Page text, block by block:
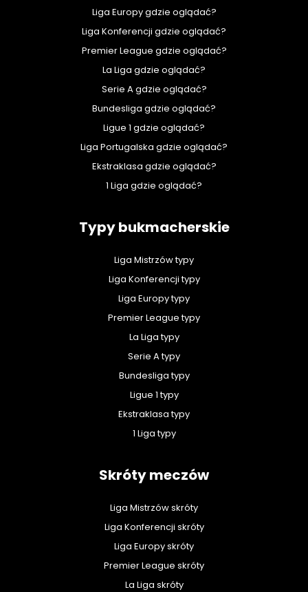
Liga Europy gdzie oglądać?
Liga Konferencji gdzie oglądać?
Premier League gdzie oglądać?
La Liga gdzie oglądać?
Serie A gdzie oglądać?
Bundesliga gdzie oglądać?
Ligue 1 gdzie oglądać?
Liga Portugalska gdzie oglądać?
Ekstraklasa gdzie oglądać?
1 Liga gdzie oglądać?
Typy bukmacherskie
Liga Mistrzów typy
Liga Konferencji typy
Liga Europy typy
Premier League typy
La Liga typy
Serie A typy
Bundesliga typy
Ligue 1 typy
Ekstraklasa typy
1 Liga typy
Skróty meczów
Liga Mistrzów skróty
Liga Konferencji skróty
Liga Europy skróty
Premier League skróty
La Liga skróty